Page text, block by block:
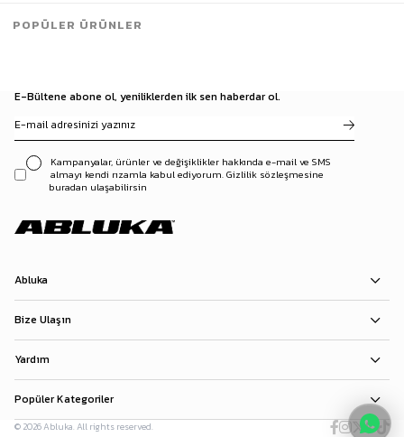
E-Bültene abone ol, yeniliklerden ilk sen haberdar ol.
Kampanyalar, ürünler ve değişiklikler hakkında e-mail ve SMS
almayı kendi rızamla kabul ediyorum. Gizlilik sözleşmesine
buradan ulaşabilirsin
Abluka
Bize Ulaşın
Yardım
Popüler Kategoriler
© 2026 Abluka. All rights reserved.
POPÜLER ÜRÜNLER